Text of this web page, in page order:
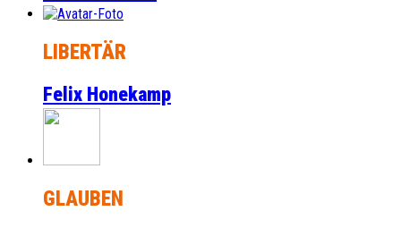
LIBERTÄR
Felix Honekamp
GLAUBEN